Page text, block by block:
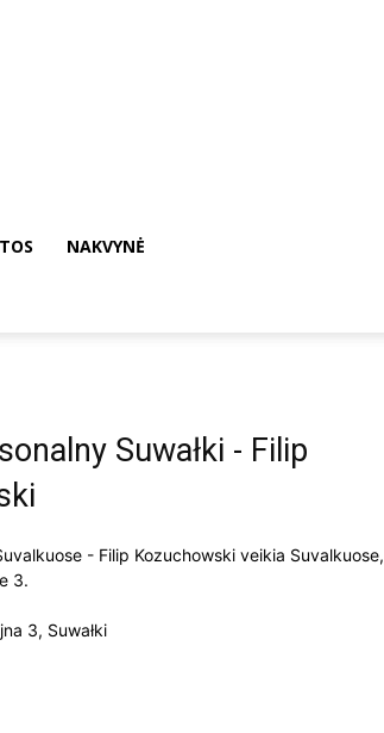
NAKVYNĖ
Suwałki - Filip
- Filip Kozuchowski veikia Suvalkuose,
3.
3, Suwałki